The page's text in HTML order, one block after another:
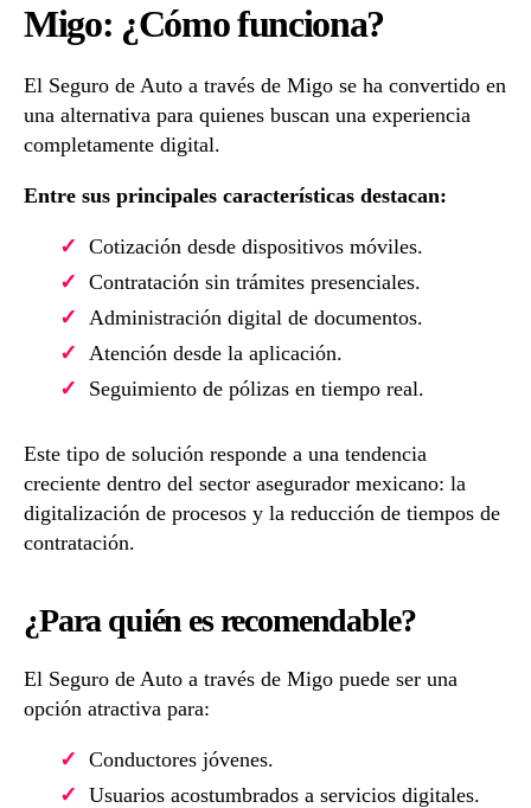
Migo: ¿Cómo funciona?
El Seguro de Auto a través de Migo se ha convertido en
una alternativa para quienes buscan una experiencia
completamente digital.
Entre sus principales características destacan:
Cotización desde dispositivos móviles.
Contratación sin trámites presenciales.
Administración digital de documentos.
Atención desde la aplicación.
Seguimiento de pólizas en tiempo real.
Este tipo de solución responde a una tendencia
creciente dentro del sector asegurador mexicano: la
digitalización de procesos y la reducción de tiempos de
contratación.
¿Para quién es recomendable?
El Seguro de Auto a través de Migo puede ser una
opción atractiva para:
Conductores jóvenes.
Usuarios acostumbrados a servicios digitales.